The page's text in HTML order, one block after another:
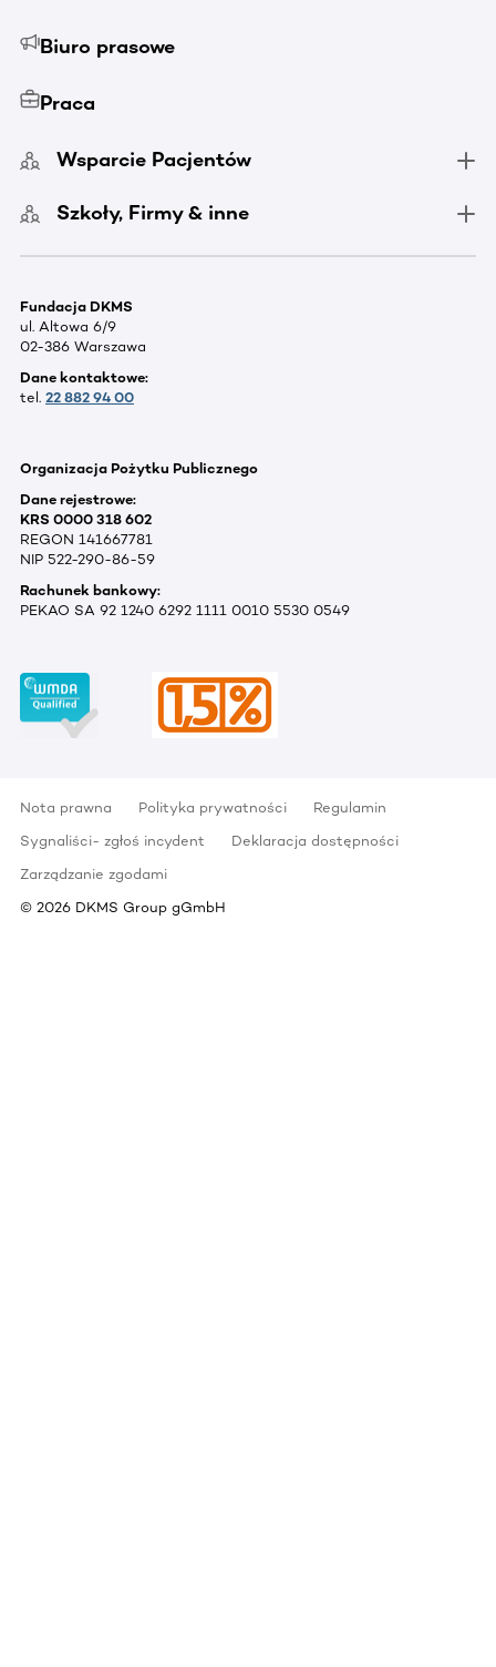
Biuro prasowe
Praca
Wsparcie Pacjentów
Szkoły, Firmy & inne
Fundacja DKMS
ul. Altowa 6/9
02-386 Warszawa
Dane kontaktowe:
tel. 22 882 94 00
Organizacja Pożytku Publicznego
Dane rejestrowe:
KRS 0000 318 602
REGON 141667781
NIP 522-290-86-59
Rachunek bankowy:
PEKAO SA 92 1240 6292 1111 0010 5530 0549
Nota prawna Polityka prywatności
Regulamin
Sygnaliści- zgłoś incydent
Deklaracja dostępności
Zarządzanie zgodami
© 2026 DKMS Group gGmbH